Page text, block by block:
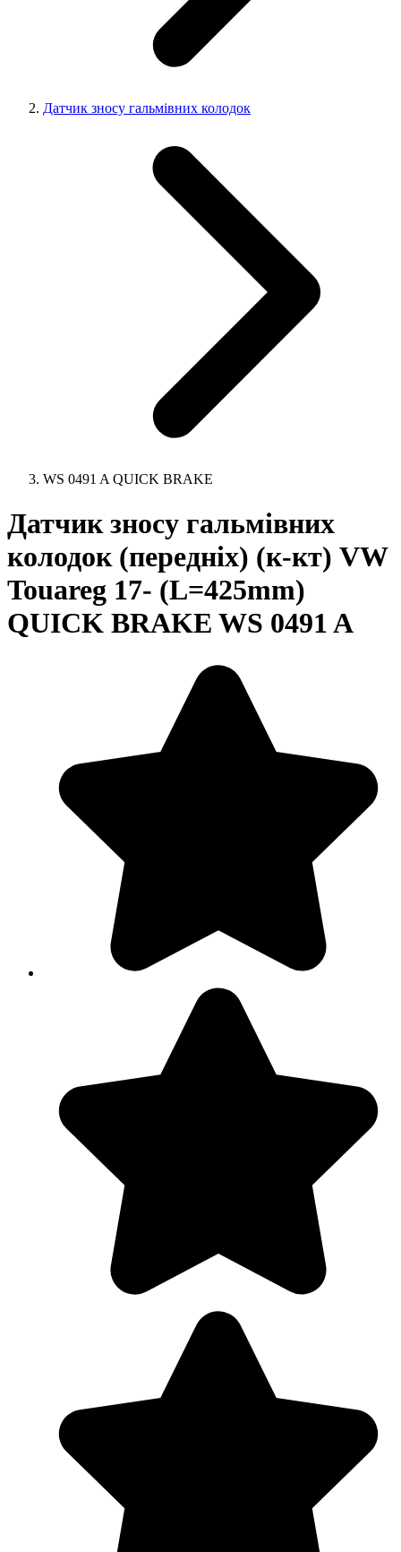
Датчик зносу гальмівних колодок
WS 0491 A QUICK BRAKE
Датчик зносу гальмівних
колодок (передніх) (к-кт) VW
Touareg 17- (L=425mm)
QUICK BRAKE WS 0491 A